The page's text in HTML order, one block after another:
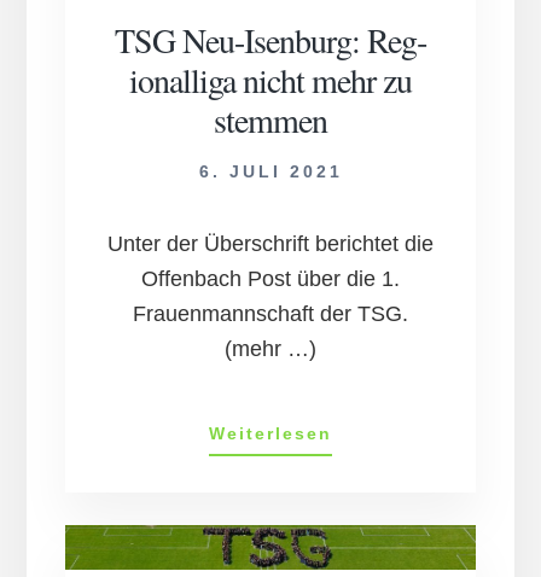
TSG Neu-Isen­burg: Reg­
ion­al­liga nicht mehr zu
stem­men
6. JULI 2021
Unter der Überschrift berichtet die
Offenbach Post über die 1.
Frauenmannschaft der TSG.
(mehr …)
Weiterlesen
Neu-
Reg­
ion­